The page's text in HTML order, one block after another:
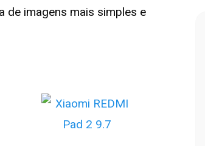
de imagens mais simples e